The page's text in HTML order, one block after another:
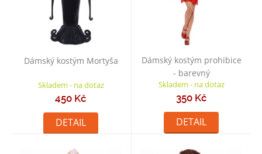
Dámský kostým Mortyša
Skladem - na dotaz
450 Kč
DETAIL
Dámský kostým prohibice
- barevný
Skladem - na dotaz
350 Kč
DETAIL